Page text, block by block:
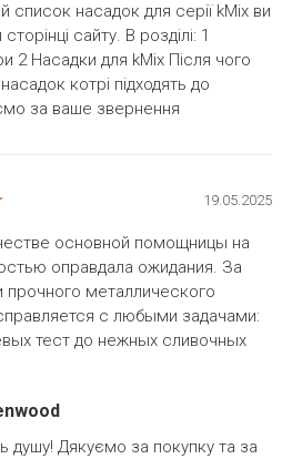
список насадок для серії kMix ви
сайту. В розділі: 1
2 Насадки для kMix Після чого
котрі підходять до
за ваше звернення
19.05.2025
основной помощницы на
оправдала ожидания. За
металлического
с любыми задачами:
тест до нежных сливочных
душу! Дякуємо за покупку та за